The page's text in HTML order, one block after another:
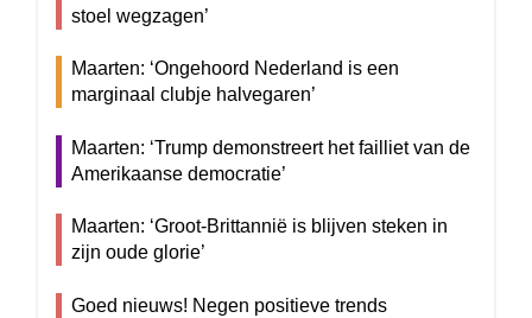
stoel wegzagen’
Maarten: ‘Ongehoord Nederland is een
marginaal clubje halvegaren’
Maarten: ‘Trump demonstreert het failliet van de
Amerikaanse democratie’
Maarten: ‘Groot-Brittannië is blijven steken in
zijn oude glorie’
Goed nieuws! Negen positieve trends